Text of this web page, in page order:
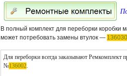
В полный комплект для переборки
может потребовать замены втулок — 136030
Для переборки всегда заказывают Ремкомплект
№136002.